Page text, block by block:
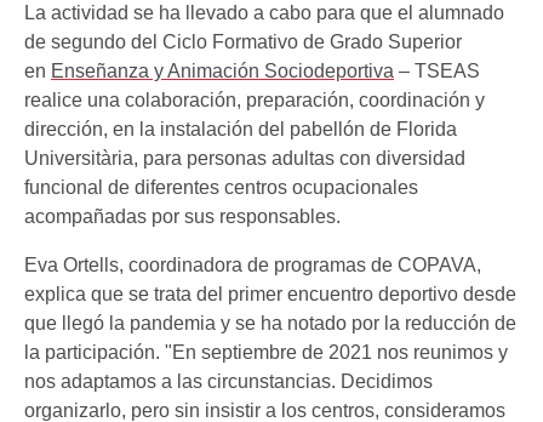
La actividad se ha llevado a cabo para que el alumnado
de segundo del Ciclo Formativo de Grado Superior
en Enseñanza y Animación Sociodeportiva – TSEAS
realice una colaboración, preparación, coordinación y
dirección, en la instalación del pabellón de Florida
Universitària, para personas adultas con diversidad
funcional de diferentes centros ocupacionales
acompañadas por sus responsables.
Eva Ortells, coordinadora de programas de COPAVA,
explica que se trata del primer encuentro deportivo desde
que llegó la pandemia y se ha notado por la reducción de
la participación. "En septiembre de 2021 nos reunimos y
nos adaptamos a las circunstancias. Decidimos
organizarlo, pero sin insistir a los centros, consideramos